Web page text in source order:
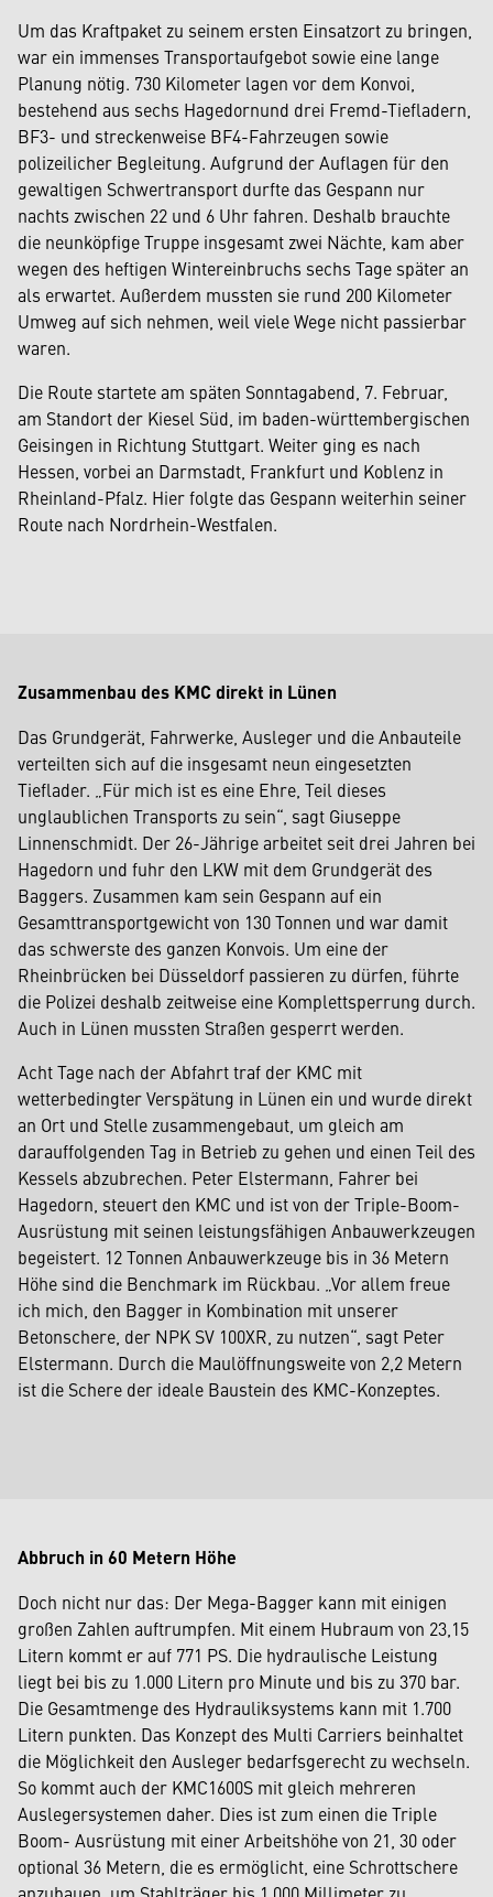
Um das Kraftpaket zu seinem ersten Einsatzort zu bringen,
war ein immenses Transportaufgebot sowie eine lange
Planung nötig. 730 Kilometer lagen vor dem Konvoi,
bestehend aus sechs Hagedornund drei Fremd-Tiefladern,
BF3- und streckenweise BF4-Fahrzeugen sowie
polizeilicher Begleitung. Aufgrund der Auflagen für den
gewaltigen Schwertransport durfte das Gespann nur
nachts zwischen 22 und 6 Uhr fahren. Deshalb brauchte
die neunköpfige Truppe insgesamt zwei Nächte, kam aber
wegen des heftigen Wintereinbruchs sechs Tage später an
als erwartet. Außerdem mussten sie rund 200 Kilometer
Umweg auf sich nehmen, weil viele Wege nicht passierbar
waren.
Die Route startete am späten Sonntagabend, 7. Februar,
am Standort der Kiesel Süd, im baden-württembergischen
Geisingen in Richtung Stuttgart. Weiter ging es nach
Hessen, vorbei an Darmstadt, Frankfurt und Koblenz in
Rheinland-Pfalz. Hier folgte das Gespann weiterhin seiner
Route nach Nordrhein-Westfalen.
Zusammenbau des KMC direkt in Lünen
Das Grundgerät, Fahrwerke, Ausleger und die Anbauteile
verteilten sich auf die insgesamt neun eingesetzten
Tieflader. „Für mich ist es eine Ehre, Teil dieses
unglaublichen Transports zu sein“, sagt Giuseppe
Linnenschmidt. Der 26-Jährige arbeitet seit drei Jahren bei
Hagedorn und fuhr den LKW mit dem Grundgerät des
Baggers. Zusammen kam sein Gespann auf ein
Gesamttransportgewicht von 130 Tonnen und war damit
das schwerste des ganzen Konvois. Um eine der
Rheinbrücken bei Düsseldorf passieren zu dürfen, führte
die Polizei deshalb zeitweise eine Komplettsperrung durch.
Auch in Lünen mussten Straßen gesperrt werden.
Acht Tage nach der Abfahrt traf der KMC mit
wetterbedingter Verspätung in Lünen ein und wurde direkt
an Ort und Stelle zusammengebaut, um gleich am
darauffolgenden Tag in Betrieb zu gehen und einen Teil des
Kessels abzubrechen. Peter Elstermann, Fahrer bei
Hagedorn, steuert den KMC und ist von der Triple-Boom-
Ausrüstung mit seinen leistungsfähigen Anbauwerkzeugen
begeistert. 12 Tonnen Anbauwerkzeuge bis in 36 Metern
Höhe sind die Benchmark im Rückbau. „Vor allem freue
ich mich, den Bagger in Kombination mit unserer
Betonschere, der NPK SV 100XR, zu nutzen“, sagt Peter
Elstermann. Durch die Maulöffnungsweite von 2,2 Metern
ist die Schere der ideale Baustein des KMC-Konzeptes.
Abbruch in 60 Metern Höhe
Doch nicht nur das: Der Mega-Bagger kann mit einigen
großen Zahlen auftrumpfen. Mit einem Hubraum von 23,15
Litern kommt er auf 771 PS. Die hydraulische Leistung
liegt bei bis zu 1.000 Litern pro Minute und bis zu 370 bar.
Die Gesamtmenge des Hydrauliksystems kann mit 1.700
Litern punkten. Das Konzept des Multi Carriers beinhaltet
die Möglichkeit den Ausleger bedarfsgerecht zu wechseln.
So kommt auch der KMC1600S mit gleich mehreren
Auslegersystemen daher. Dies ist zum einen die Triple
Boom- Ausrüstung mit einer Arbeitshöhe von 21, 30 oder
optional 36 Metern, die es ermöglicht, eine Schrottschere